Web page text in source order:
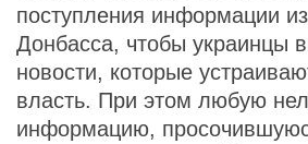
поступления информации
Донбасса, чтобы украинцы
новости, которые
власть. При этом любую
информацию,